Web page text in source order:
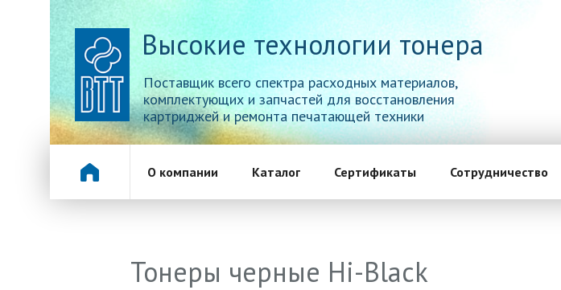
Высокие технологии тонера
Поставщик всего спектра расходных материалов,
комплектующих и запчастей для восстановления
картриджей и ремонта печатающей техники
О компании Каталог Сертификаты Сотрудничество
Тонеры черные Hi-Black